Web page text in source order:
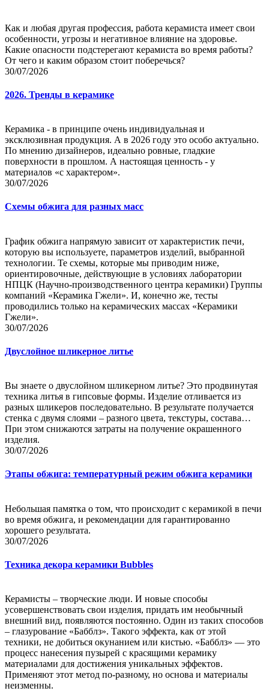
Как и любая другая профессия, работа керамиста имеет свои
особенности, угрозы и негативное влияние на здоровье.
Какие опасности подстерегают керамиста во время работы?
От чего и каким образом стоит поберечься?
30/07/2026
2026. Тренды в керамике
Керамика - в принципе очень индивидуальная и
эксклюзивная продукция. А в 2026 году это особо актуально.
По мнению дизайнеров, идеально ровные, гладкие
поверхности в прошлом. А настоящая ценность - у
материалов «с характером».
30/07/2026
Схемы обжига для разных масс
График обжига напрямую зависит от характеристик печи,
которую вы используете, параметров изделий, выбранной
технологии. Те схемы, которые мы приводим ниже,
ориентировочные, действующие в условиях лаборатории
НПЦК (Научно-производственного центра керамики) Группы
компаний «Керамика Гжели». И, конечно же, тесты
проводились только на керамических массах «Керамики
Гжели».
30/07/2026
Двуслойное шликерное литье
Вы знаете о двуслойном шликерном литье? Это продвинутая
техника литья в гипсовые формы. Изделие отливается из
разных шликеров последовательно. В результате получается
стенка с двумя слоями – разного цвета, текстуры, состава…
При этом снижаются затраты на получение окрашенного
изделия.
30/07/2026
Этапы обжига: температурный режим обжига керамики
Небольшая памятка о том, что происходит с керамикой в печи
во время обжига, и рекомендации для гарантированно
хорошего результата.
30/07/2026
Техника декора керамики Bubbles
Керамисты – творческие люди. И новые способы
усовершенствовать свои изделия, придать им необычный
внешний вид, появляются постоянно. Один из таких способов
– глазурование «Бабблз». Такого эффекта, как от этой
техники, не добиться окунанием или кистью. «Бабблз» — это
процесс нанесения пузырей с красящими керамику
материалами для достижения уникальных эффектов.
Применяют этот метод по-разному, но основа и материалы
неизменны.